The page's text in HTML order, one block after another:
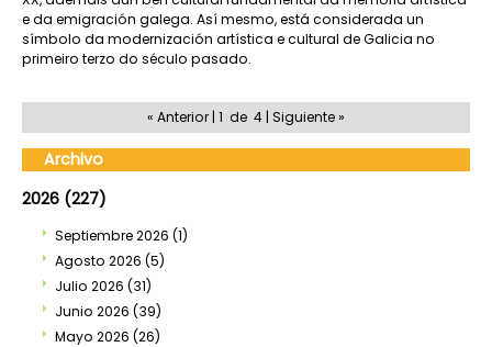
e da emigración galega. Así mesmo, está considerada un
símbolo da modernización artística e cultural de Galicia no
primeiro terzo do século pasado.
« Anterior | 1 de 4 | Siguiente»
Archivo
2026 (227)
Septiembre 2026 (1)
Agosto 2026 (5)
Julio 2026 (31)
Junio 2026 (39)
Mayo 2026 (26)